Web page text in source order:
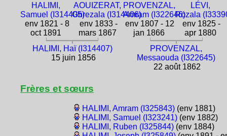
HALIMI,
Samuel (I314405)
env 1821 - 8
oct 1891
AOUIZERAT,
Ghrezala (I314406)
env 1833 -
mars 1867
PROVENZAL,
Amram (I322646)
env 1807 - 12
jan 1866
LÉVI,
Rozala
env 1825 -
apr 1880
HALIMI, Haï (I314407)
15 juin 1856
PROVENZAL,
Messaouda (I322645)
22 août 1862
Frères et sœurs
HALIMI, Amram (I325843)(env 1881)
HALIMI, Samuel (I323241)(env 1882)
HALIMI, Ruben (I325844)(env 1884)